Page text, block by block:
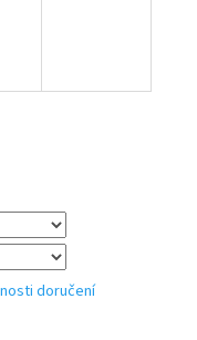
doručení